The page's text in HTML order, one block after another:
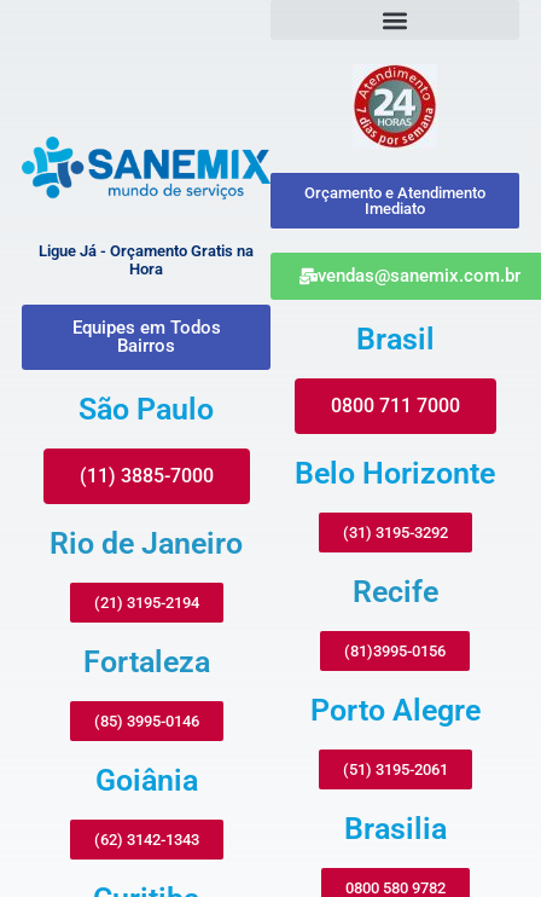
Ligue Já - Orçamento Gratis na
Hora
Equipes em Todos
Bairros
São Paulo
(11) 3885-7000
Rio de Janeiro
(21) 3195-2194
Fortaleza
(85) 3995-0146
Goiânia
(62) 3142-1343
Orçamento e Atendimento
Imediato
vendas@sanemix.com.br
Brasil
0800 711 7000
Belo Horizonte
(31) 3195-3292
Recife
(81)3995-0156
Porto Alegre
(51) 3195-2061
Brasilia
0800 580 9782